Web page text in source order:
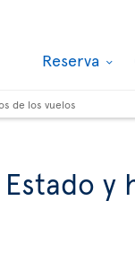
Reserva
de los vuelos
Estado y